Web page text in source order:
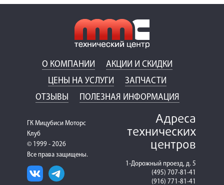
О КОМПАНИИ
АКЦИИ И СКИДКИ
ЦЕНЫ НА УСЛУГИ
ЗАПЧАСТИ
ОТЗЫВЫ
ПОЛЕЗНАЯ ИНФОРМАЦИЯ
ГК Мицубиси Моторс
Клуб
© 1999 - 2026
Все права защищены.
Адреса
технических
центров
1-Дорожный проезд, д. 5
(495) 707-81-41
(916) 771-81-41